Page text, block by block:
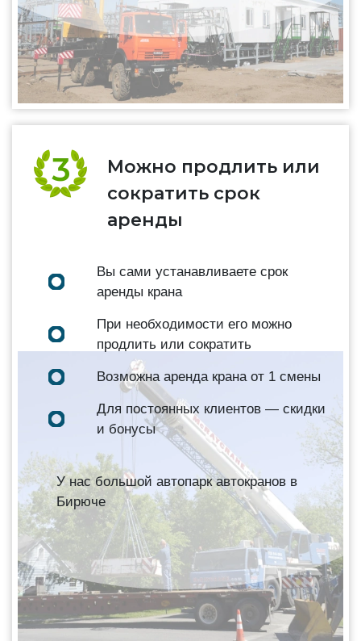
Можно продлить или
сократить срок
аренды
Вы сами устанавливаете срок
аренды крана
При необходимости его можно
продлить или сократить
Возможна аренда крана от 1 смены
Для постоянных клиентов — скидки
и бонусы
У нас большой автопарк автокранов в
Бирюче